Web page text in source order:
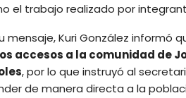
el trabajo realizado por
mensaje, Kuri González informó
accesos a la comunidad de
, por lo que instruyó al
de manera directa a la